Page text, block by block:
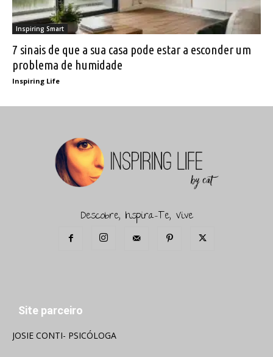
Inspiring Smart
7 sinais de que a sua casa pode estar a esconder um
problema de humidade
Inspiring Life
Descobre, Inspira-Te, Vive
Site parceiro
JOSIE CONTI- PSICÓLOGA